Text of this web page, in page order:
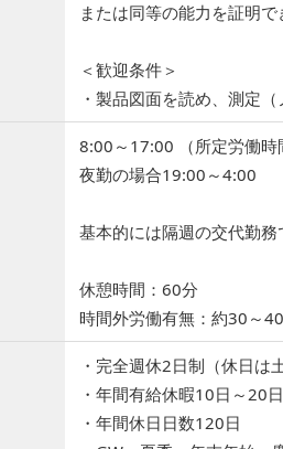
または同等の能力を証明で
＜歓迎条件＞
・製品図面を読め、測定
8:00～17:00 （所定労働時
夜勤の場合19:00～4:00
基本的には隔週の交代勤務
休憩時間：60分
時間外労働有無：約30～
・完全週休2日制（休日は
・年間有給休暇10日～20
・年間休日日数120日